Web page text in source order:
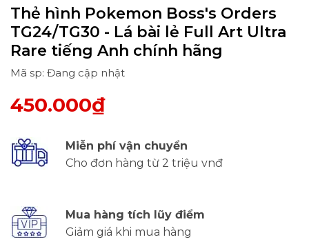
Thẻ hình Pokemon Boss's Orders
TG24/TG30 - Lá bài lẻ Full Art Ultra
Rare tiếng Anh chính hãng
Mã sp: Đang cập nhật
450.000₫
Miễn phí vận chuyển
Cho đơn hàng từ 2 triệu vnđ
Mua hàng tích lũy điểm
Giảm giá khi mua hàng